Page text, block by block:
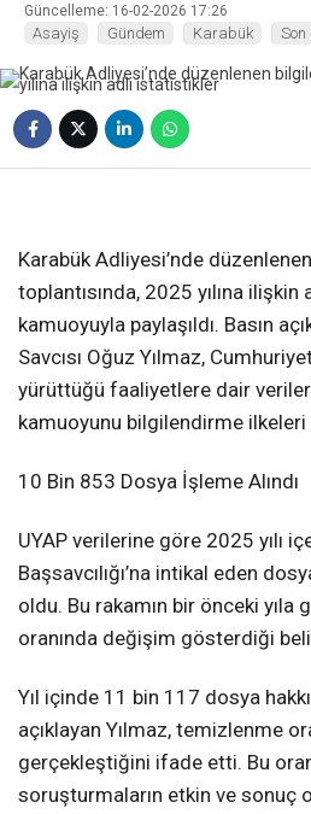
Güncelleme: 16-02-2026 17:26
Asayiş Gündem Karabük Son
Karabük Adliyesi’nde
toplantısında, 2025 yılına
kamuoyuyla paylaşıldı. Basın
Savcısı Oğuz Yılmaz, Cumhuriyet
yürüttüğü faaliyetlere dair
kamuoyunu bilgilendirme
10 Bin 853 Dosya İşleme Alındı
UYAP verilerine göre 2025 yılı
Başsavcılığı’na intikal eden
oldu. Bu rakamın bir önceki yıla
oranında değişim gösterdiği
Yıl içinde 11 bin 117 dosya
açıklayan Yılmaz, temizlenme
gerçekleştiğini ifade etti. Bu
soruşturmaların etkin ve sonuç